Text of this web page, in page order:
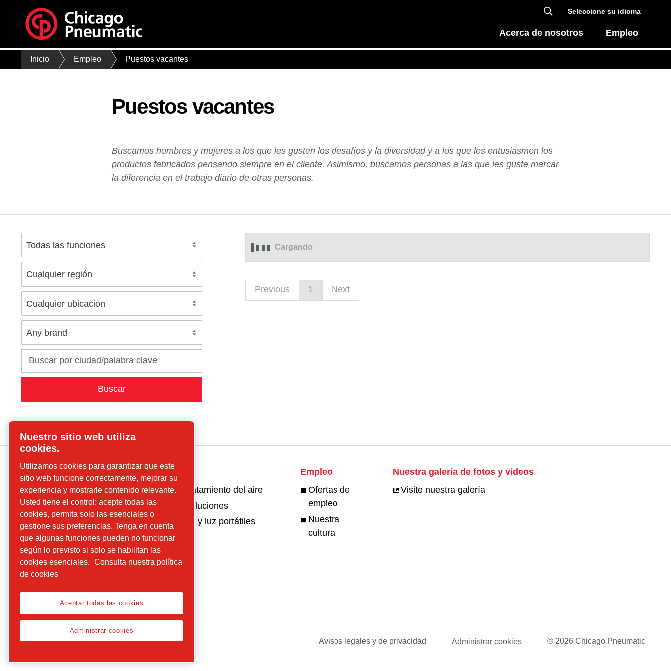
Seleccione su idioma
Acerca de nosotros Empleo
Inicio Empleo Puestos vacantes
Puestos vacantes
Buscamos hombres y mujeres a los que les gusten los desafíos y la diversidad y a los que les entusiasmen los
productos fabricados pensando siempre en el cliente. Asimismo, buscamos personas a las que les guste marcar
la diferencia en el trabajo diario de otras personas.
Cargando
Previous 1 Next
Acerca de
nosotros
Nuestro
legado
Hasta dónde
llegamos
Sostenibilidad
Qué
ofrecemos
Nuestro negocio
Compresores y tratamiento del aire
Herramientas y soluciones
Aire, energía, flujo y luz portátiles
Empleo
Ofertas de
empleo
Nuestra
cultura
Nuestra galería de fotos y vídeos
Visite nuestra galería
Avisos legales y de privacidad Administrar cookies © 2026 Chicago Pneumatic
Nuestro sitio web utiliza
cookies.
Utilizamos cookies para garantizar que este
sitio web funcione correctamente, mejorar su
experiencia y mostrarle contenido relevante.
Usted tiene el control: acepte todas las
cookies, permita solo las esenciales o
gestione sus preferencias. Tenga en cuenta
que algunas funciones pueden no funcionar
según lo previsto si solo se habilitan las
cookies esenciales. Consulta nuestra política
de cookies
Aceptar todas las cookies
Administrar cookies